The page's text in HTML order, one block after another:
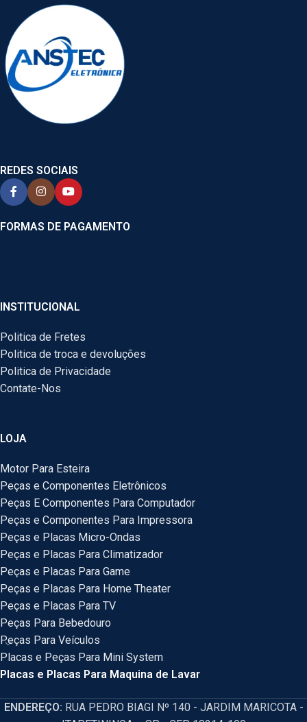
REDES SOCIAIS
FORMAS DE PAGAMENTO
INSTITUCIONAL
Politica de Fretes
Politica de troca e devoluções
Politica de Privacidade
Contate-Nos
LOJA
Motor Para Esteira
Peças e Componentes Eletrônicos
Peças E Componentes Para Computador
Peças e Componentes Para Impressora
Peças e Placas Micro-Ondas
Peças e Placas Para Climatizador
Peças e Placas Para Game
Peças e Placas Para Home Theater
Peças e Placas Para TV
Peças Para Bebedouro
Peças Para Veículos
Placas e Peças Para Mini System
Placas e Placas Para Maquina de Lavar
ENDEREÇO: RUA PEDRO BIAGI Nº 140 - JARDIM MARICOTA -